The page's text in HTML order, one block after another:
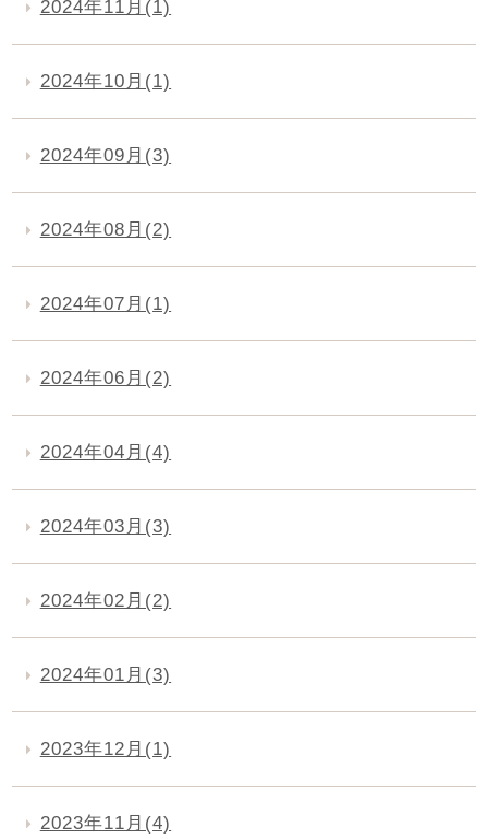
2024年11月(1)
2024年10月(1)
2024年09月(3)
2024年08月(2)
2024年07月(1)
2024年06月(2)
2024年04月(4)
2024年03月(3)
2024年02月(2)
2024年01月(3)
2023年12月(1)
2023年11月(4)